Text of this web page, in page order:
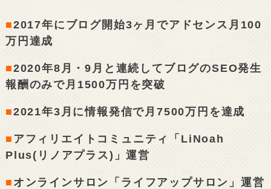
■2017年にブログ開始3ヶ月でアドセンス月100
万円達成
■2020年8月・9月と連続してブログのSEO発生
報酬のみで月1500万円を突破
■2021年3月に情報発信で月7500万円を達成
■ アフィリエイトコミュニティ「LiNoah
Plus(リノアプラス)」運営
■ オンラインサロン「ライフアップサロン」運営